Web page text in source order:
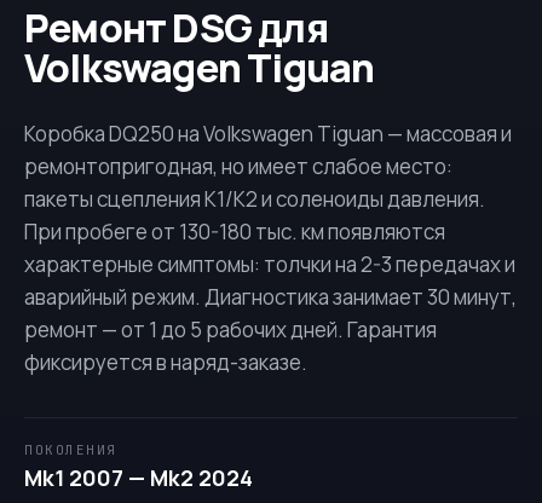
Ремонт DSG для
Volkswagen Tiguan
КоробкаDQ250на Volkswagen Tiguan — массовая и
ремонтопригодная, но имеет слабое место:
пакеты сцепления K1/K2 и соленоиды давления.
При пробеге от 130-180 тыс. км появляются
характерные симптомы: толчки на 2-3 передачах и
аварийный режим. Диагностика занимает 30 минут,
ремонт — от 1 до 5 рабочих дней. Гарантия
фиксируется в наряд-заказе.
ПОКОЛЕНИЯ
Mk1 2007 — Mk2 2024